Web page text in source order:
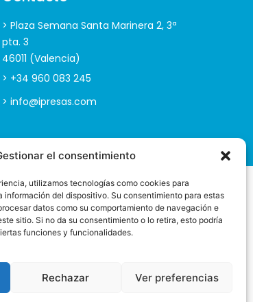
el consentimiento
utilizamos tecnologías como cookies para
información del dispositivo. Su consentimiento para estas
datos como su comportamiento de navegación e
sitio. Si no da su consentimiento o lo retira, esto podría
funciones y funcionalidades.
Rechazar Ver preferencias
> Plaza Semana Santa Marinera 2, 3ª
pta. 3
46011 (Valencia)
> +34 960 083 245
> info@ipresas.com
y MA